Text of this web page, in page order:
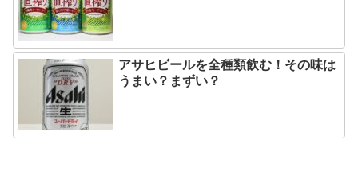
アサヒビールを全種類飲む！その味は
うまい？まずい？